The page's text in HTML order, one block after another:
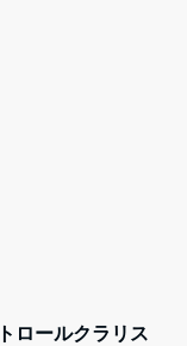
ロールクラリス